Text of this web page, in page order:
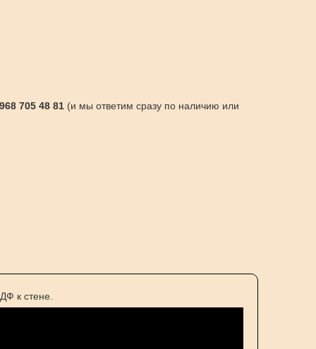
705 48 81 (и мы ответим сразу по наличию или
к стене.